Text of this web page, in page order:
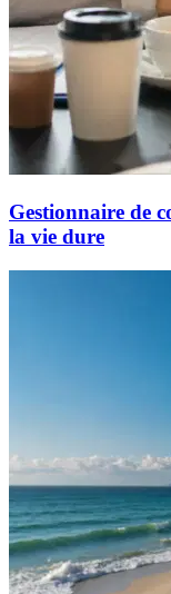
Gestionnaire de
la vie dure